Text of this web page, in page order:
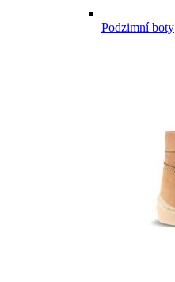
Podzimní boty